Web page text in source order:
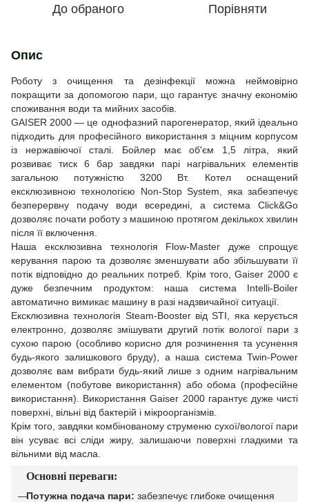
До обраного Порівняти
Опис
Роботу з очищення та дезінфекції можна неймовірно
покращити за допомогою пари, що гарантує значну економію
споживання води та мийних засобів.
GAISER 2000 — це однофазний парогенератор, який ідеально
підходить для професійного використання з міцним корпусом
із нержавіючої сталі. Бойлер має об'єм 1,5 літра, який
розвиває тиск 6 бар завдяки парі нагрівальних елементів
загальною потужністю 3200 Вт. Котел оснащений
ексклюзивною технологією Non-Stop System, яка забезпечує
безперервну подачу води всередині, а система Click&Go
дозволяє почати роботу з машиною протягом декількох хвилин
після її включення.
Наша ексклюзивна технологія Flow-Master дуже спрощує
керування парою та дозволяє зменшувати або збільшувати її
потік відповідно до реальних потреб. Крім того, Gaiser 2000 є
дуже безпечним продуктом: наша система Intelli-Boiler
автоматично вимикає машину в разі надзвичайної ситуації.
Ексклюзивна технологія Steam-Booster від STI, яка керується
електронно, дозволяє змішувати другий потік вологої пари з
сухою парою (особливо корисно для розчинення та усунення
будь-якого залишкового бруду), а наша система Twin-Power
дозволяє вам вибрати будь-який лише з одним нагрівальним
елементом (побутове використання) або обома (професійне
використання). Використання Gaiser 2000 гарантує дуже чисті
поверхні, вільні від бактерій і мікроорганізмів.
Крім того, завдяки комбінованому струменю сухої/вологої пари
він усуває всі сліди жиру, залишаючи поверхні гладкими та
вільними від масла.
Основні переваги:
Потужна подача пари: забезпечує глибоке очищення